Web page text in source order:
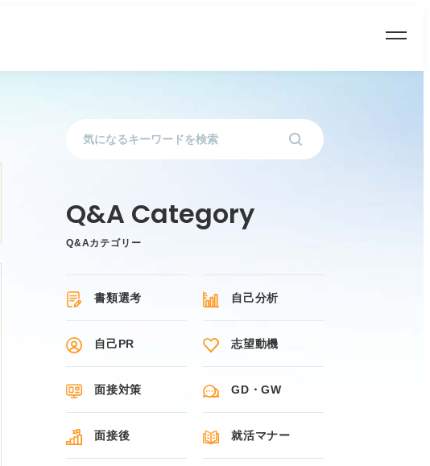
Q&Aカテゴリー
書類選考 自己分析
自己PR 志望動機
面接対策 GD・GW
面接後 就活マナー